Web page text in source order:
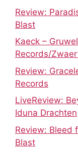
Review:
Blast
Kaeck –
Records/
Review:
Records
LiveReview:
Iduna Drachten
Review: Bleed
Blast